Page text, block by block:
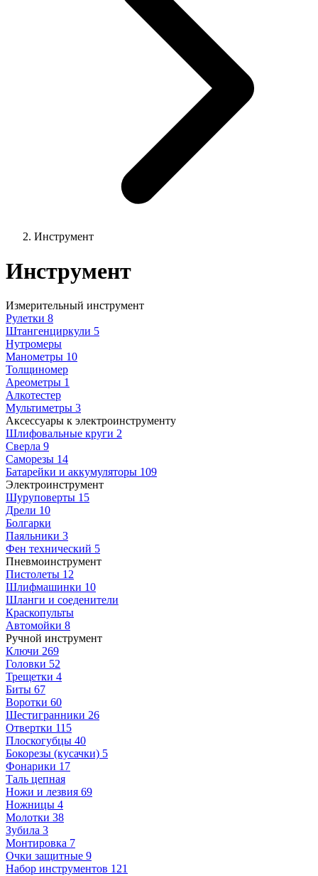
Инструмент
Инструмент
Измерительный инструмент
Рулетки 8
Штангенциркули 5
Нутромеры
Манометры 10
Толщиномер
Ареометры 1
Алкотестер
Мультиметры 3
Аксессуары к электроинструменту
Шлифовальные круги 2
Сверла 9
Саморезы 14
Батарейки и аккумуляторы 109
Электроинструмент
Шуруповерты 15
Дрели 10
Болгарки
Паяльники 3
Фен технический 5
Пневмоинструмент
Пистолеты 12
Шлифмашинки 10
Шланги и соеденители
Краскопульты
Автомойки 8
Ручной инструмент
Ключи 269
Головки 52
Трещетки 4
Биты 67
Воротки 60
Шестигранники 26
Отвертки 115
Плоскогубцы 40
Бокорезы (кусачки) 5
Фонарики 17
Таль цепная
Ножи и лезвия 69
Ножницы 4
Молотки 38
Зубила 3
Монтировка 7
Очки защитные 9
Набор инструментов 121